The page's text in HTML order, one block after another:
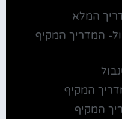
המלא
המדריך המקיף
המקיף
המקיף